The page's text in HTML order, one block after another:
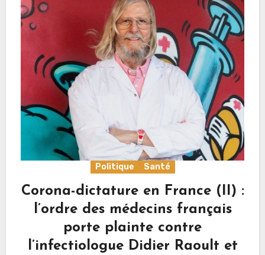
Politique Santé
Corona-dictature en France (II) :
l’ordre des médecins français
porte plainte contre
l’infectiologue Didier Raoult et